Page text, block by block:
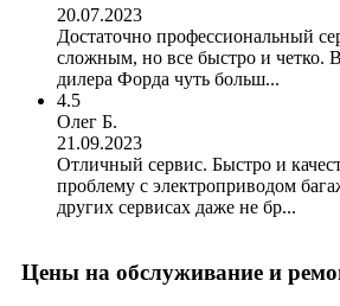
20.07.2023
Достаточно профессиональный
сложным, но все быстро и четко.
дилера Форда чуть больш...
4.5
Олег Б.
21.09.2023
Отличный сервис. Быстро и
проблему с электроприводом
других сервисах даже не бр...
Цены на обслуживание и